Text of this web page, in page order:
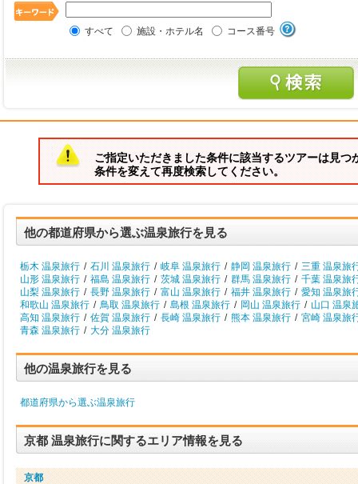
すべて 施設・ホテル名 コース番号
ご指定いただきました条件に該当するツアーは見つ
条件を変えて再度検索してください。
他の都道府県から選ぶ温泉旅行を見る
栃木 温泉旅行 / 石川 温泉旅行 / 岐阜 温泉旅行 / 静岡 温泉旅行 / 三重 温泉旅
山形 温泉旅行 / 福島 温泉旅行 / 茨城 温泉旅行 / 群馬 温泉旅行 / 千葉 温泉旅
山梨 温泉旅行 / 長野 温泉旅行 / 富山 温泉旅行 / 福井 温泉旅行 / 愛知 温泉旅
和歌山 温泉旅行 / 鳥取 温泉旅行 / 島根 温泉旅行 / 岡山 温泉旅行 / 山口 温泉
高知 温泉旅行 / 佐賀 温泉旅行 / 長崎 温泉旅行 / 熊本 温泉旅行 / 宮崎 温泉旅
青森 温泉旅行 / 大分 温泉旅行
他の温泉旅行を見る
都道府県から選ぶ温泉旅行
京都 温泉旅行に関するエリア情報を見る
京都